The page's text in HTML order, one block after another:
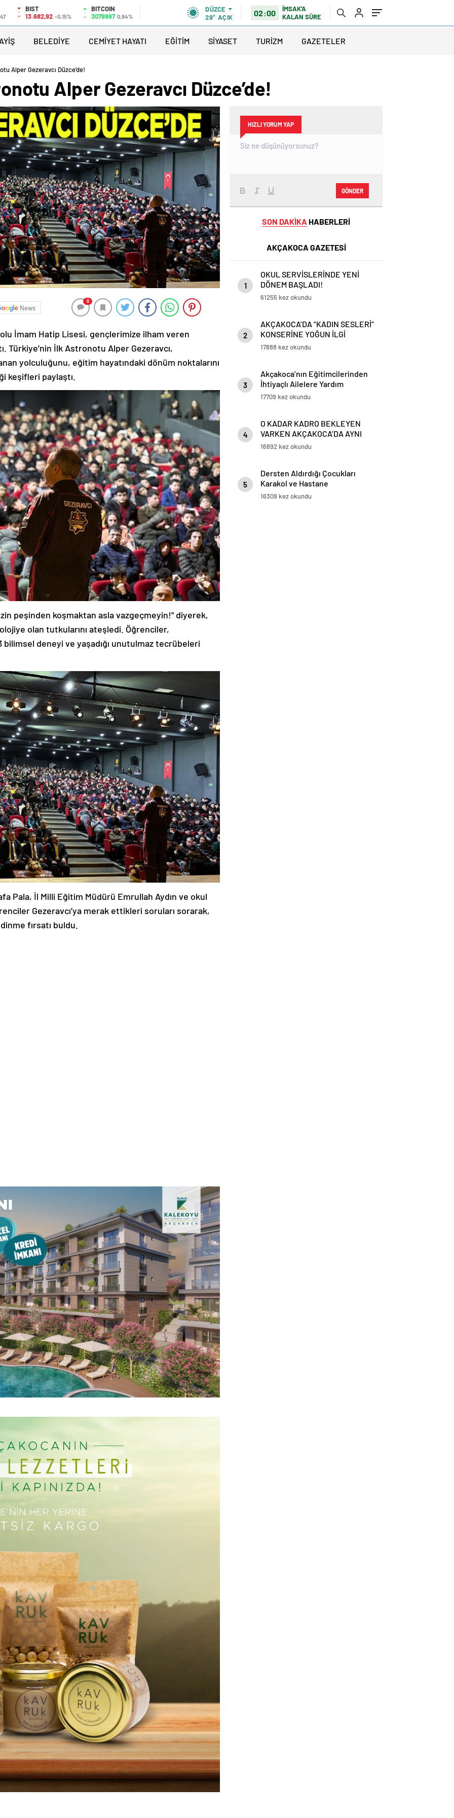
BIST
13.682,92 -0,15%
BITCOIN
3079997 0,94%
DÜZCE
29° AÇIK 02:00
İMSAK'A
KALAN SÜRE
BELEDİYE CEMİYET HAYATI EĞİTİM SİYASET TURİZM GAZETELER
Alper Gezeravcı Düzce’de!
Alper Gezeravcı Düzce’de!
News
0
İmam Hatip Lisesi, gençlerimize ilham veren
Türkiye’nin İlk Astronotu Alper Gezeravcı,
yolculuğunu, eğitim hayatındaki dönüm noktalarını
keşifleri paylaştı.
peşinden koşmaktan asla vazgeçmeyin!” diyerek,
olan tutkularını ateşledi. Öğrenciler,
bilimsel deneyi ve yaşadığı unutulmaz tecrübeleri
Pala, İl Milli Eğitim Müdürü Emrullah Aydın ve okul
Gezeravcı’ya merak ettikleri soruları sorarak,
fırsatı buldu.
HIZLI YORUM YAP
GÖNDER
SON DAKİKA HABERLERİ
AKÇAKOCA GAZETESİ
1
OKUL SERVİSLERİNDE YENİ
DÖNEM BAŞLADI!
61255 kez okundu
2
AKÇAKOCA’DA “KADIN SESLERİ”
KONSERİNE YOĞUN İLGİ
17888 kez okundu
3
Akçakoca’nın Eğitimcilerinden
İhtiyaçlı Ailelere Yardım
17709 kez okundu
4
O KADAR KADRO BEKLEYEN
VARKEN AKÇAKOCA’DA AYNI
KİŞİ 3 KURUMA YETKİLİ YAPILDI
16892 kez okundu
5
Dersten Aldırdığı Çocukları
Karakol ve Hastane
Koridorlarında Dolaştırdı
16309 kez okundu